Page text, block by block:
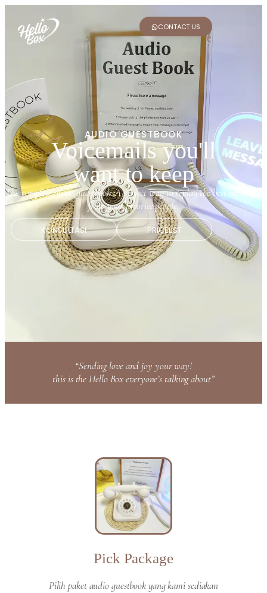
CONTACT US
AUDIO GUESTBOOK
Voicemails you'll
want to keep
The complete audio guestbook. A perfect way to replay the best memories
from your favorite people.
KONSULTASI PRICELIST
“Sending love and joy your way!
this is the Hello Box everyone’s talking about”
Pick Package
Pilih paket audio guestbook yang kami sediakan